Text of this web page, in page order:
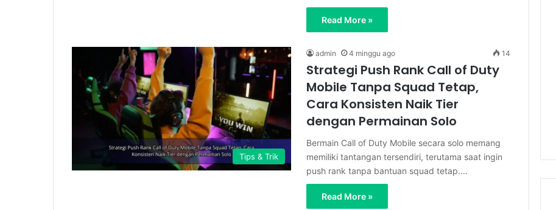
Read More »
Tips & Trik
admin 4 minggu ago 14
Strategi Push Rank Call of Duty
Mobile Tanpa Squad Tetap,
Cara Konsisten Naik Tier
dengan Permainan Solo
Bermain Call of Duty Mobile secara solo memang
memiliki tantangan tersendiri, terutama saat ingin
push rank tanpa bantuan squad tetap.…
Read More »